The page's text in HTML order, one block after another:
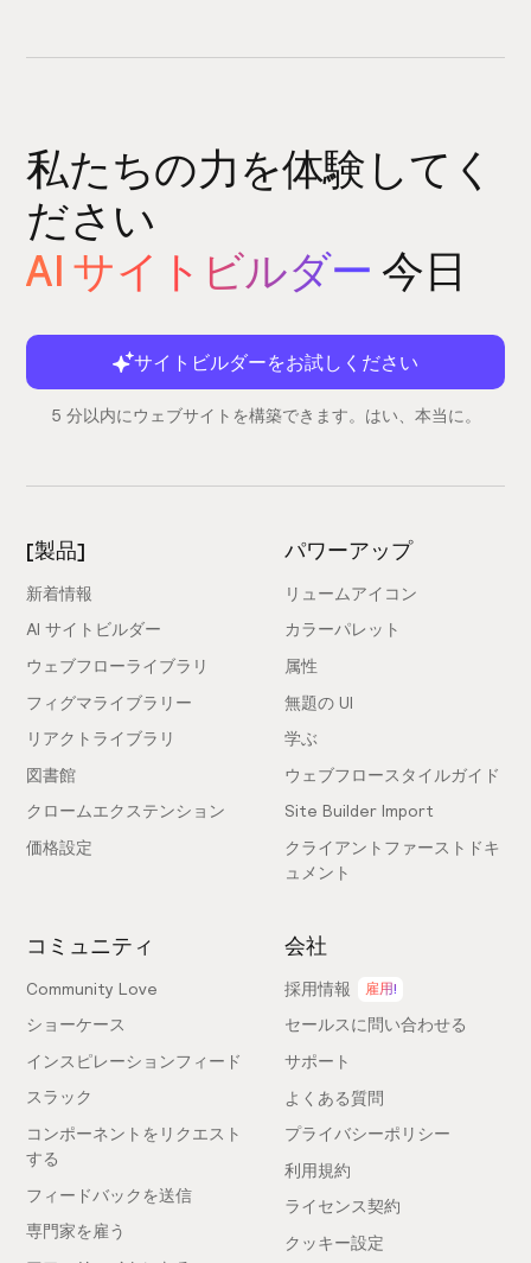
私たちの力を体験してく
ださい
AI サイトビルダー 今日
サイトビルダーをお試しください
5 分以内にウェブサイトを構築できます。はい、本当に。
[製品]
新着情報
AI サイトビルダー
ウェブフローライブラリ
フィグマライブラリー
リアクトライブラリ
図書館
クロームエクステンション
価格設定
パワーアップ
リュームアイコン
カラーパレット
属性
無題の UI
学ぶ
ウェブフロースタイルガイド
Site Builder Import
クライアントファーストドキ
ュメント
コミュニティ
Community Love
ショーケース
インスピレーションフィード
スラック
コンポーネントをリクエスト
する
フィードバックを送信
専門家を雇う
会社
採用情報 雇用!
セールスに問い合わせる
サポート
よくある質問
プライバシーポリシー
利用規約
ライセンス契約
クッキー設定